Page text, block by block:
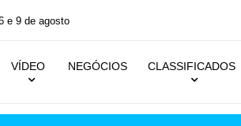
VÍDEO NEGÓCIOS CLASSIFICADOS